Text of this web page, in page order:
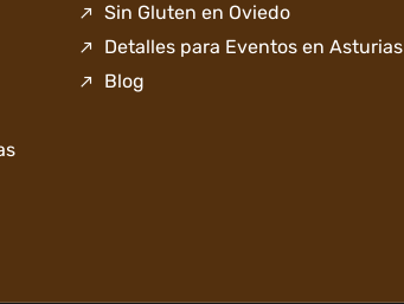
Sin Gluten en Oviedo
Detalles para Eventos en Asturias
Blog